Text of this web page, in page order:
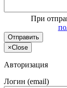
При
Отправить
×Close
Авторизация
Логин (email)